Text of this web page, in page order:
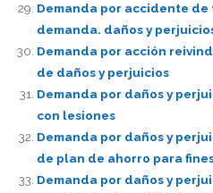
Demanda por accidente
demanda. daños y
Demanda por acción
de daños y perjuicios
Demanda por daños y
con lesiones
Demanda por daños y
de plan de ahorro para
Demanda por daños y